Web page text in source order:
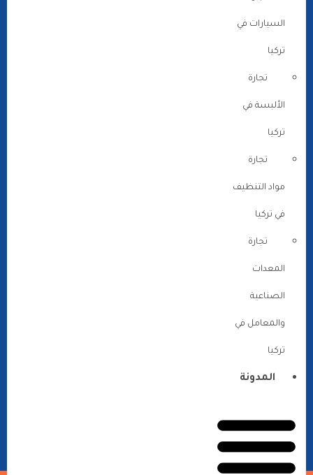
السيارات في
تركيا
تجارة
الألبسة في
تركيا
تجارة
مواد التنظيف
في تركيا
تجارة
المعدات
الصناعية
والمعامل في
تركيا
المدونة